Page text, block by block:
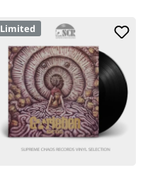
Limited